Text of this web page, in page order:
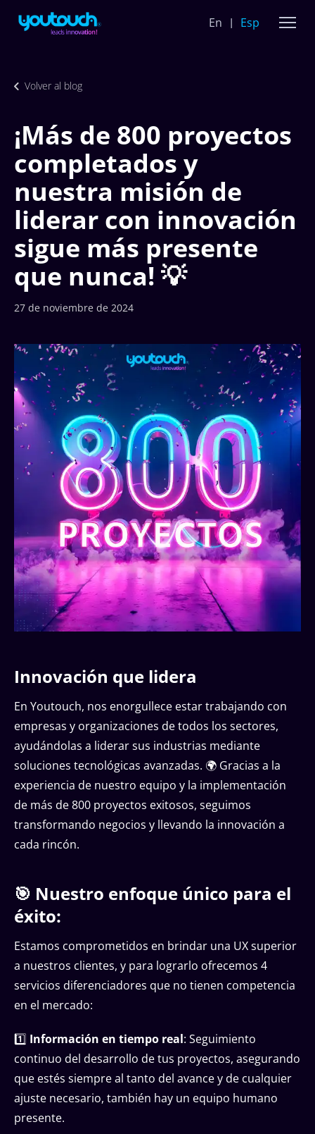
En Esp
Volver al blog
¡Más de 800 proyectos
completados y
nuestra misión de
liderar con innovación
sigue más presente
que nunca! 💡
27 de noviembre de 2024
Innovación que lidera
En Youtouch, nos enorgullece estar trabajando con
empresas y organizaciones de todos los sectores,
ayudándolas a liderar sus industrias mediante
soluciones tecnológicas avanzadas. 🌍 Gracias a la
experiencia de nuestro equipo y la implementación
de más de 800 proyectos exitosos, seguimos
transformando negocios y llevando la innovación a
cada rincón.
🎯 Nuestro enfoque único para el
éxito:
Estamos comprometidos en brindar una UX superior
a nuestros clientes, y para lograrlo ofrecemos 4
servicios diferenciadores que no tienen competencia
en el mercado:
1️⃣ Información en tiempo real: Seguimiento
continuo del desarrollo de tus proyectos, asegurando
que estés siempre al tanto del avance y de cualquier
ajuste necesario, también hay un equipo humano
presente.